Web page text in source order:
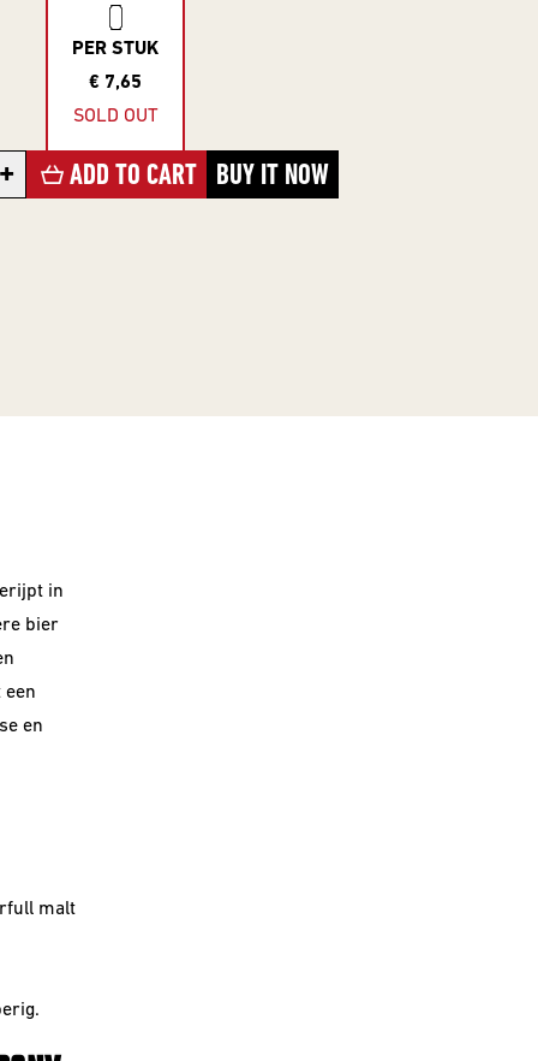
PER STUK
€ 7,65
SOLD OUT
ADD TO CART BUY IT NOW
in
bier
een
en
malt